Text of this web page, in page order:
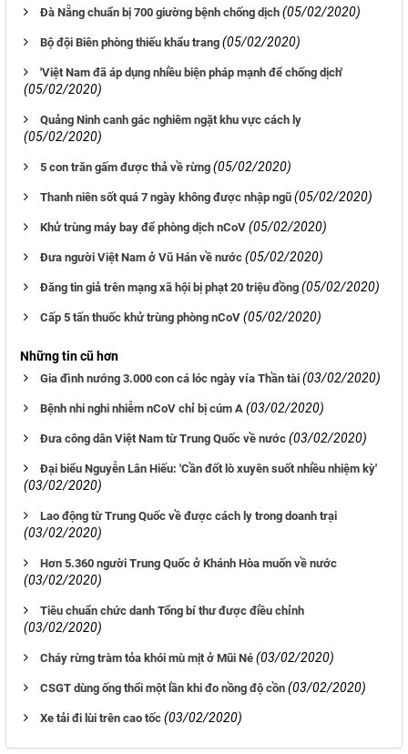
Đà Nẵng chuẩn bị 700 giường bệnh chống dịch (05/02/2020)
Bộ đội Biên phòng thiếu khẩu trang (05/02/2020)
'Việt Nam đã áp dụng nhiều biện pháp mạnh để chống dịch'
(05/02/2020)
Quảng Ninh canh gác nghiêm ngặt khu vực cách ly
(05/02/2020)
5 con trăn gấm được thả về rừng (05/02/2020)
Thanh niên sốt quá 7 ngày không được nhập ngũ (05/02/2020)
Khử trùng máy bay để phòng dịch nCoV (05/02/2020)
Đưa người Việt Nam ở Vũ Hán về nước (05/02/2020)
Đăng tin giả trên mạng xã hội bị phạt 20 triệu đồng (05/02/2020)
Cấp 5 tấn thuốc khử trùng phòng nCoV (05/02/2020)
Những tin cũ hơn
Gia đình nướng 3.000 con cá lóc ngày vía Thần tài (03/02/2020)
Bệnh nhi nghi nhiễm nCoV chỉ bị cúm A (03/02/2020)
Đưa công dân Việt Nam từ Trung Quốc về nước (03/02/2020)
Đại biểu Nguyễn Lân Hiếu: 'Cần đốt lò xuyên suốt nhiều nhiệm kỳ'
(03/02/2020)
Lao động từ Trung Quốc về được cách ly trong doanh trại
(03/02/2020)
Hơn 5.360 người Trung Quốc ở Khánh Hòa muốn về nước
(03/02/2020)
Tiêu chuẩn chức danh Tổng bí thư được điều chỉnh
(03/02/2020)
Cháy rừng tràm tỏa khói mù mịt ở Mũi Né (03/02/2020)
CSGT dùng ống thổi một lần khi đo nồng độ cồn (03/02/2020)
Xe tải đi lùi trên cao tốc (03/02/2020)